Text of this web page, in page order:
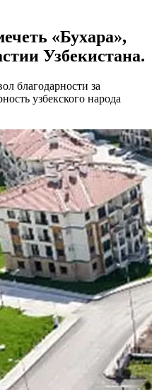
«Бухара»,
Узбекистана.
благодарности за
узбекского народа